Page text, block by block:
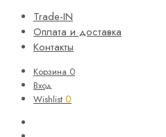
Trade-IN
Оплата и доставка
Контакты
Корзина 0
Вход
Wishlist 0